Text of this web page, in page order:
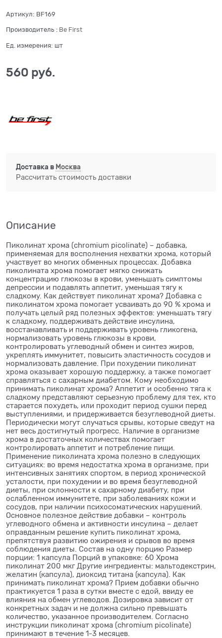
Артикул: BF169
Производитель : Be First
Ед. измерения: шт
560 руб.
Доставка в Москва
Рассчитать стоимость доставки
Описание
Пиколинат хрома (chromium picolinate) – добавка,
применяемая для восполнения нехватки хрома, который
участвует во многих обменных процессах. Добавка
пиколината хрома помогает мягко снижать
концентрацию глюкозы в крови, уменьшать симптомы
депрессии и подавлять аппетит, уменьшая тягу к
сладкому. Как действует пиколинат хрома? Добавка с
пиколинатом хрома помогает усваивать до 90 % хрома и
получать целый ряд полезных эффектов: уменьшать тягу
к сладкому, поддерживать действие инсулина,
восстанавливать и поддерживать уровень гликогена,
нормализовать уровень глюкозы в крови,
контролировать углеводный обмен и синтез жиров,
укреплять иммунитет, повысить эластичность сосудов и
нормализовать давление. При похудении пиколинат
хрома оказывает хорошую поддержку, а также помогает
справляться с сахарным диабетом. Кому необходимо
принимать пиколинат хрома? Аппетит и особенно тяга к
сладкому представляют серьезную проблему для тех, кто
старается похудеть, или проходит период сушки перед
выступлениями, и придерживается безуглеводной диеты.
Периодически могут случаться срывы, которые сведут на
нет весь достигнутый прогресс. Наличие в организме
хрома в достаточных количествах помогает
контролировать аппетит и потребление пищи.
Применение пиколината хрома полезно в следующих
ситуациях: во время недостатка хрома в организме, при
интенсивных занятиях спортом, в период хронической
усталости, при похудении и во время безуглеводной
диеты, при склонности к сахарному диабету, при
ослабленном иммунитете, при заболеваниях кожи и
сосудов, при наличии психосоматических нарушений.
Основное полезное действие добавки – контроль
углеводного обмена и активности инсулина – делает
оправданным решение купить пиколинат хрома,
препятствуя развитию ожирения и срывов во время
соблюдения диеты. Состав на одну порцию Размер
порции: 1 капсула Порций в упаковке: 60 Хрома
пиколинат 200 мкг Другие ингредиенты: мальтодекстрин,
желатин (капсула), диоксид титана (капсула). Как
принимать пиколинат хрома? Прием добавки обычно
практикуется 1 раза в сутки вместе с едой, ввиду ее
влияния на обмен углеводов. Дозировка зависит от
конкретных задач и не должна сильно превышать
количество, указанное производителем. Согласно
инструкции пиколинат хрома (chromium picolinate)
принимают в течение 1-3 месяцев.